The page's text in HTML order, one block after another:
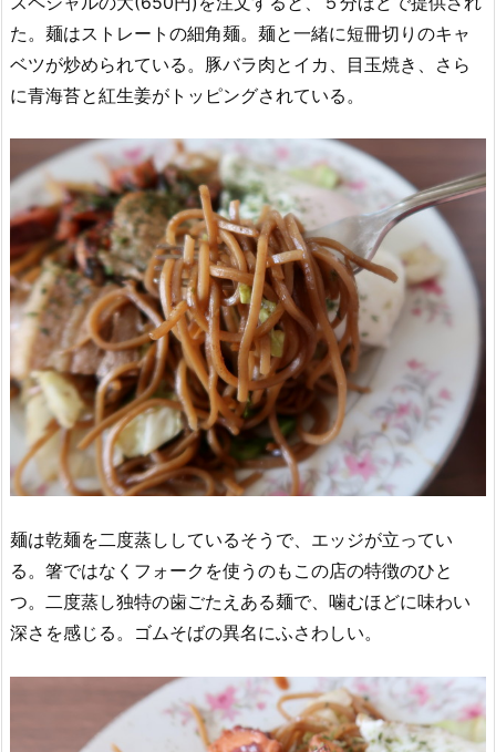
た。麺はストレートの細角麺。麺と一緒に短冊切りのキャ
ベツが炒められている。豚バラ肉とイカ、目玉焼き、さら
に青海苔と紅生姜がトッピングされている。
麺は乾麺を二度蒸ししているそうで、エッジが立ってい
る。箸ではなくフォークを使うのもこの店の特徴のひと
つ。二度蒸し独特の歯ごたえある麺で、噛むほどに味わい
深さを感じる。ゴムそばの異名にふさわしい。